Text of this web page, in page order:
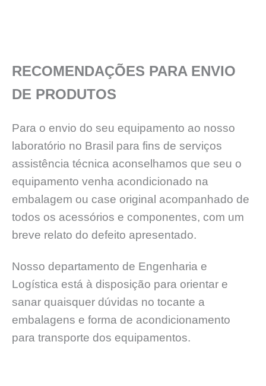
RECOMENDAÇÕES PARA ENVIO
DE PRODUTOS
Para o envio do seu equipamento ao nosso
laboratório no Brasil para fins de serviços
assistência técnica aconselhamos que seu o
equipamento venha acondicionado na
embalagem ou case original acompanhado de
todos os acessórios e componentes, com um
breve relato do defeito apresentado.
Nosso departamento de Engenharia e
Logística está à disposição para orientar e
sanar quaisquer dúvidas no tocante a
embalagens e forma de acondicionamento
para transporte dos equipamentos.